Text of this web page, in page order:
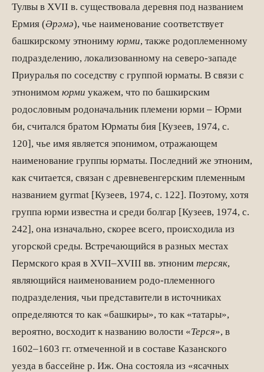
Тулвы в XVII в. существовала деревня под названием
Ермия (Әрәмә), чье наименование соответствует
башкирскому этнониму юрми, также родоплеменному
подразделению, локализованному на северо-западе
Приуралья по соседству с группой юрматы. В связи с
этнонимом юрми укажем, что по башкирским
родословным родоначальник племени юрми – Юрми
би, считался братом Юрматы бия [Кузеев, 1974, с.
120], чье имя является эпонимом, отражающем
наименование группы юрматы. Последний же этноним,
как считается, связан с древневенгерским племенным
названием gyrmat [Кузеев, 1974, с. 122]. Поэтому, хотя
группа юрми известна и среди болгар [Кузеев, 1974, с.
242], она изначально, скорее всего, происходи­ла из
угорской среды. Встречающийся в разных местах
Пермского края в XVII–XVIII вв. этноним терсяк,
являющийся наименованием родо-племенного
подразде­ления, чьи представители в источниках
определяются то как «башкиры», то как «татары»,
вероятно, восходит к названию волости «Терся», в
1602–1603 гг. отме­ченной и в составе Казанского
уезда в бассейне р. Иж. Она состояла из «ясачных